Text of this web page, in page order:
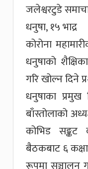
जलेश्वरटुडे
धनुषा, १५ भाद्र
कोरोना
धनुषाको
गरि खोल्न दिने
धनुषाका प्रमुख
बाँस्तोलाको
कोभिड सङ्कट
बैठकबाट ६